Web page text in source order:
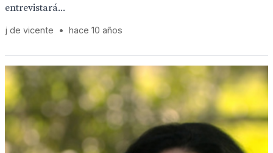
entrevistará...
j de vicente • hace 10 años